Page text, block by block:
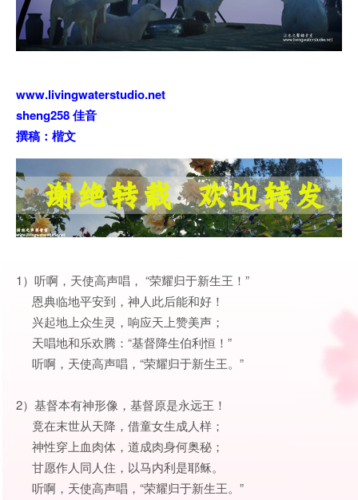
www.livingwaterstudio.net
sheng258 佳音
撰稿：楷文
1）听啊，天使高声唱， “荣耀归于新生王！”
恩典临地平安到，神人此后能和好！
兴起地上众生灵，响应天上赞美声；
天唱地和乐欢腾：“基督降生伯利恒！”
听啊，天使高声唱，“荣耀归于新生王。”
2）基督本有神形像，基督原是永远王！
竟在末世从天降，借童女生成人样；
神性穿上血肉体，道成肉身何奥秘；
甘愿作人同人住，以马内利是耶稣。
听啊，天使高声唱，“荣耀归于新生王。”